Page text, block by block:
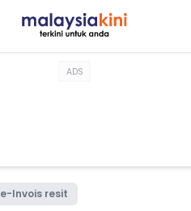
ADS
e-Invois resit